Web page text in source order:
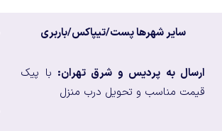
سایر شهرها پست/تیپاکس/باربری
ارسال به پردیس و شرق تهران: با پیک
قیمت مناسب و تحویل درب منزل